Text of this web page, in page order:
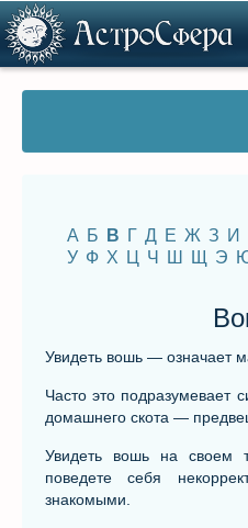
А Б В Г Д Е Ж З И
У Ф Х Ц Ч Ш Щ Э
Увидеть вошь — означает
Часто это подразумевает
домашнего скота —
Увидеть вошь на своем
поведете себя
знакомыми.